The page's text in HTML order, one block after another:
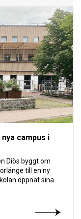
campus i
Diös byggt om
till en ny
öppnat sina